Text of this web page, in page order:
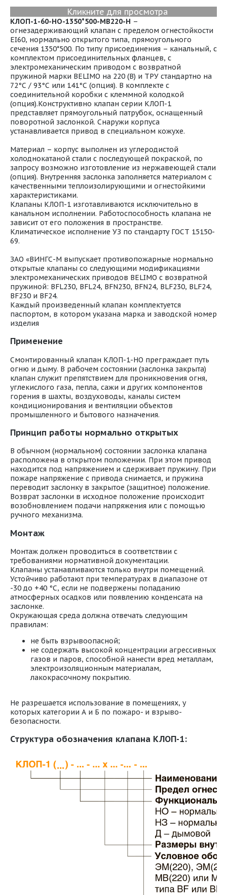
Кликните для просмотра
КЛОП-1-60-НО-1350*500-МВ220-H –
огнезадерживающий клапан с пределом огнестойкости
EI60, нормально открытого типа, прямоугольного
сечения 1350*500. По типу присоединения – канальный, с
комплектом присоединительных фланцев, с
электромеханическим приводом с возвратной
пружиной марки BELIMO на 220 (В) и ТРУ стандартно на
72°С / 93°С или 141°С (опция). В комплекте с
соединительной коробки с клеммной колодкой
(опция).Конструктивно клапан серии КЛОП-1
представляет прямоугольный патрубок, оснащенный
поворотной заслонкой. Снаружи корпуса
устанавливается привод в специальном кожухе.
Материал – корпус выполнен из углеродистой
холоднокатаной стали с последующей покраской, по
запросу возможно изготовление из нержавеющей стали
(опция). Внутренняя заслонка заполняется материалом с
качественными теплоизолирующими и огнестойкими
характеристиками.
Клапаны КЛОП-1 изготавливаются исключительно в
канальном исполнении. Работоспособность клапана не
зависит от его положения в пространстве.
Климатическое исполнение УЗ по стандарту ГОСТ 15150-
69.
ЗАО «ВИНГС-М выпускает противопожарные нормально
открытые клапаны со следующими модификациями
электромеханических приводов BELIMO с возвратной
пружиной: BFL230, BFL24, BFN230, BFN24, BLF230, BLF24,
BF230 и BF24.
Каждый произведенный клапан комплектуется
паспортом, в котором указана марка и заводской номер
изделия
Применение
Смонтированный клапан КЛОП-1-НО преграждает путь
огню и дыму. В рабочем состоянии (заслонка закрыта)
клапан служит препятствием для проникновения огня,
углекислого газа, пепла, сажи и других компонентов
горения в шахты, воздуховоды, каналы систем
кондиционирования и вентиляции объектов
промышленного и бытового назначения.
Принцип работы нормально открытых
В обычном (нормальном) состоянии заслонка клапана
расположена в открытом положении. При этом привод
находится под напряжением и сдерживает пружину. При
пожаре напряжение с привода снимается, и пружина
переводит заслонку в закрытое (защитное) положение.
Возврат заслонки в исходное положение происходит
возобновлением подачи напряжения или с помощью
ручного механизма.
Монтаж
Монтаж должен проводиться в соответствии с
требованиями нормативной документации.
Клапаны устанавливаются только внутри помещений.
Устойчиво работают при температурах в диапазоне от
-30 до +40 °С, если не подвержены попаданию
атмосферных осадков или появлению конденсата на
заслонке.
Окружающая среда должна отвечать следующим
правилам:
не быть взрывоопасной;
не содержать высокой концентрации агрессивных
газов и паров, способной нанести вред металлам,
электроизоляционным материалам,
лакокрасочному покрытию.
Не разрешается использование в помещениях, у
которых категории А и Б по пожаро- и взрыво-
безопасности.
Структура обозначения клапана КЛОП-1: